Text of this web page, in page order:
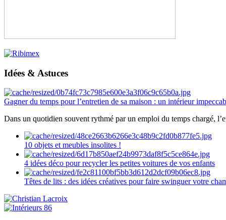
Idées & Astuces
Gagner du temps pour l’entretien de sa maison : un intérieur
Dans un quotidien souvent rythmé par un emploi du temps chargé,
10 objets et meubles insolites !
4 idées déco pour recycler les petites voitures de vos enfants
Têtes de lits : des idées créatives pour faire swinguer votre